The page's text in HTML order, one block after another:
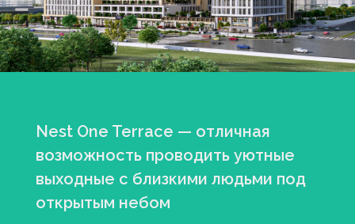
Nest One Terrace — отличная
возможность проводить уютные
выходные с близкими людьми под
открытым небом